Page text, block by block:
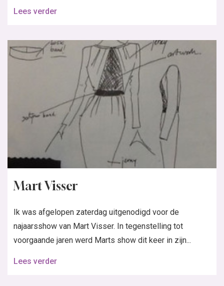
Lees verder
Mart Visser
Ik was afgelopen zaterdag uitgenodigd voor de
najaarsshow van Mart Visser. In tegenstelling tot
voorgaande jaren werd Marts show dit keer in zijn...
Lees verder